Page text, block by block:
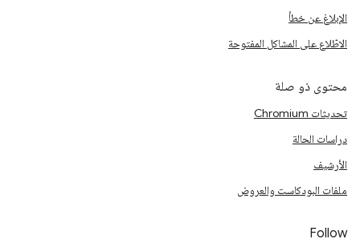
الإبلاغ عن خطأ
الاطّلاع على المشاكل المفتوحة
محتوى ذو صلة
تحديثات Chromium
دراسات الحالة
الأرشيف
ملفات البودكاست والعروض
Follow